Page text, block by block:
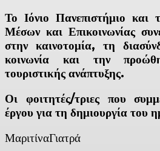
Το Ιόνιο Πανεπιστήμιο
Μέσων και Επικοινωνίας
στην καινοτομία, τη
κοινωνία και την
τουριστικής ανάπτυξης.
Οι φοιτητές/τριες που
έργου για τη δημιουργία του
ΜαριτίναΓιατρά